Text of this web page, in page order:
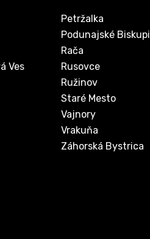
Ves
Petržalka
Podunajské
Rača
Rusovce
Ružinov
Staré Mesto
Vajnory
Vrakuňa
Záhorská Bystrica